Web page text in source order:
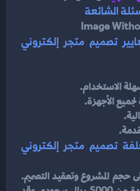
الشائعة
الاستخدام.
الأجهزة.